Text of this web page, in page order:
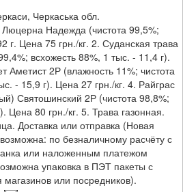
Черкаська обл.
Надежда (чистота 99,5%;
г. Цена 75 грн./кг. 2. Суданская трава
всхожесть 88%, 1 тыс. - 11,4 г).
Аметист 2Р (влажность 11%; чистота
- 15,9 г). Цена 27 грн./кг. 4. Райграс
Святошинский 2Р (чистота 98,8%;
Цена 80 грн./кг. 5. Трава газонная.
Доставка или отправка (Новая
по безналичному расчёту с
или наложенным платежом
упаковка в ПЭТ пакеты с
или посредников).